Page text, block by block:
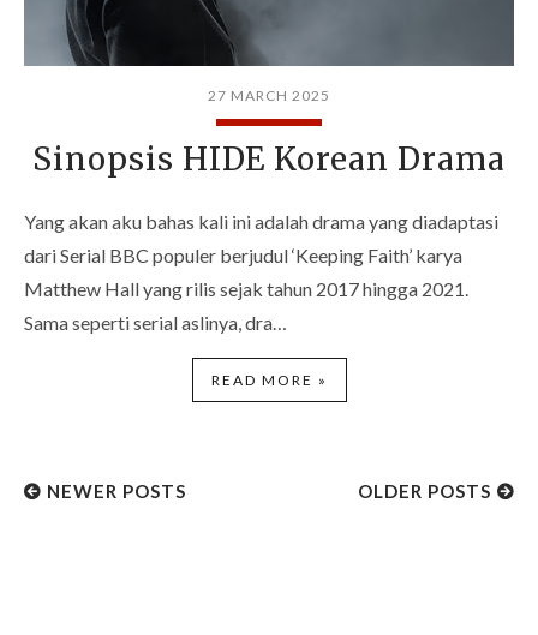
27 MARCH 2025
Sinopsis HIDE Korean Drama
Yang akan aku bahas kali ini adalah drama yang diadaptasi
dari Serial BBC populer berjudul ‘Keeping Faith’ karya
Matthew Hall yang rilis sejak tahun 2017 hingga 2021.
Sama seperti serial aslinya, dra…
READ MORE »
NEWER POSTS OLDER POSTS